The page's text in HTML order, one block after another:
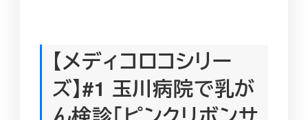
【メディコロコシリー
ズ】#1 玉川病院で乳が